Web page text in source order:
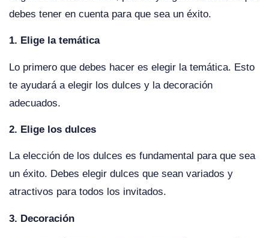
debes tener en cuenta para que sea un éxito.
1. Elige la temática
Lo primero que debes hacer es elegir la temática. Esto
te ayudará a elegir los dulces y la decoración
adecuados.
2. Elige los dulces
La elección de los dulces es fundamental para que sea
un éxito. Debes elegir dulces que sean variados y
atractivos para todos los invitados.
3. Decoración